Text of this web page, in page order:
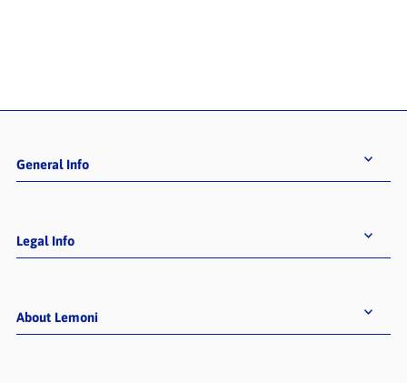
General Info
Legal Info
About Lemoni